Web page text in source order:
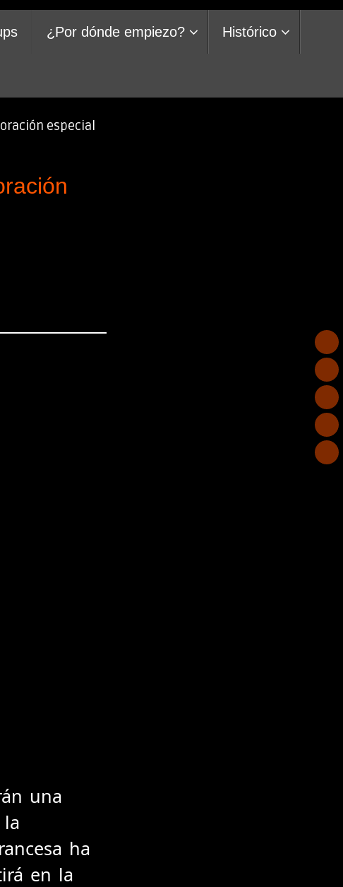
¿Por dónde empiezo? Histórico
especial
una
ha
en la